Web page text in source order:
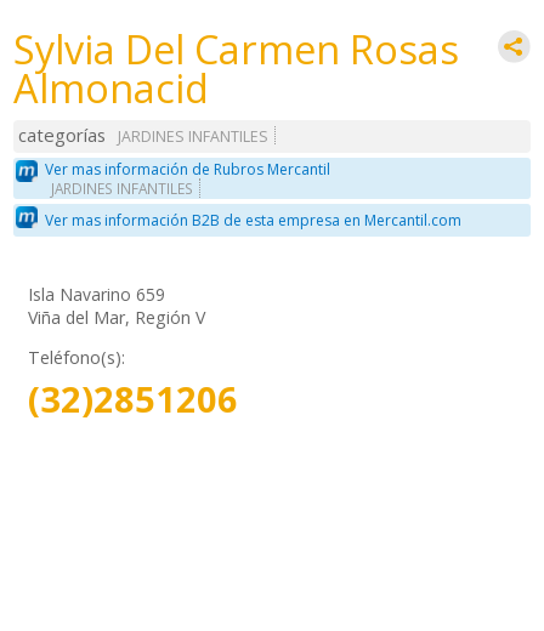
Sylvia Del Carmen Rosas
Almonacid
categorías
JARDINES INFANTILES
Ver mas información de Rubros Mercantil
JARDINES INFANTILES
Ver mas información B2B de esta empresa en Mercantil.com
Isla Navarino 659
Viña del Mar, Región V
Teléfono(s):
(32)2851206